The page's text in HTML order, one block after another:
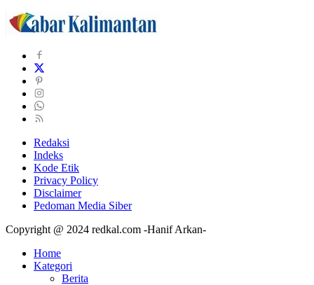
Redaksi
Indeks
Kode Etik
Privacy Policy
Disclaimer
Pedoman Media Siber
Copyright @ 2024 redkal.com -Hanif Arkan-
Home
Kategori
Berita